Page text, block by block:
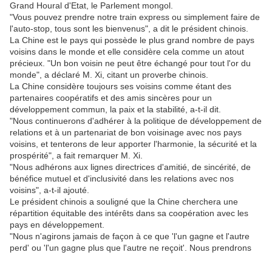
Grand Houral d'Etat, le Parlement mongol.
"Vous pouvez prendre notre train express ou simplement faire de
l'auto-stop, tous sont les bienvenus", a dit le président chinois.
La Chine est le pays qui possède le plus grand nombre de pays
voisins dans le monde et elle considère cela comme un atout
précieux. "Un bon voisin ne peut être échangé pour tout l'or du
monde", a déclaré M. Xi, citant un proverbe chinois.
La Chine considère toujours ses voisins comme étant des
partenaires coopératifs et des amis sincères pour un
développement commun, la paix et la stabilité, a-t-il dit.
"Nous continuerons d'adhérer à la politique de développement de
relations et à un partenariat de bon voisinage avec nos pays
voisins, et tenterons de leur apporter l'harmonie, la sécurité et la
prospérité", a fait remarquer M. Xi.
"Nous adhérons aux lignes directrices d'amitié, de sincérité, de
bénéfice mutuel et d'inclusivité dans les relations avec nos
voisins", a-t-il ajouté.
Le président chinois a souligné que la Chine cherchera une
répartition équitable des intérêts dans sa coopération avec les
pays en développement.
"Nous n'agirons jamais de façon à ce que 'l'un gagne et l'autre
perd' ou 'l'un gagne plus que l'autre ne reçoit'. Nous prendrons